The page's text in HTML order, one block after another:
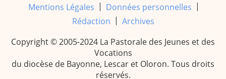
Recherche
Mentions Légales | Données personnelles |
Rédaction | Archives
Copyright © 2005-2024 La Pastorale des Jeunes et des
Vocations
du diocèse de Bayonne, Lescar et Oloron. Tous droits
réservés.